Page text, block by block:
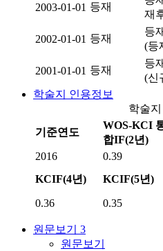
2003-01-01 등재
재
2002-01-01 등재
등
(등
2001-01-01 등재
등
(신
학술지 인용정보
학술
기준연도
WOS-KCI
합IF(2년)
2016 0.39
KCIF(4년)
KCIF(5년)
0.36 0.35
원문보기 3
원문보기